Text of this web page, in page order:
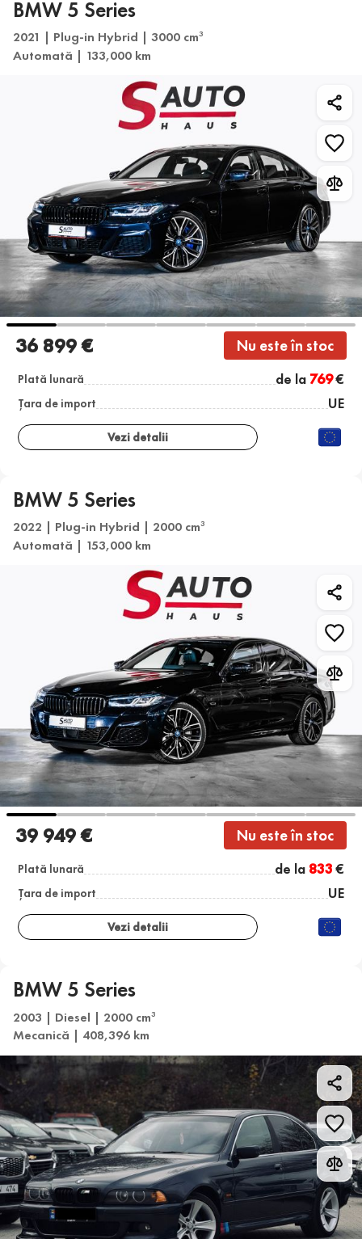
BMW 5 Series
2021 | Plug-in Hybrid | 3000 cm3
Automată | 133,000 km
36 899 € Nu este în stoc
Plată lunară de la 769€
Țara de import UE
Vezi detalii
BMW 5 Series
2022 | Plug-in Hybrid | 2000 cm3
Automată | 153,000 km
39 949 € Nu este în stoc
Plată lunară de la 833€
Țara de import UE
Vezi detalii
BMW 5 Series
2003 | Diesel | 2000 cm3
Mecanică | 408,396 km